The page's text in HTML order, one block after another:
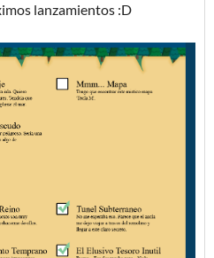
lanzamientos :D